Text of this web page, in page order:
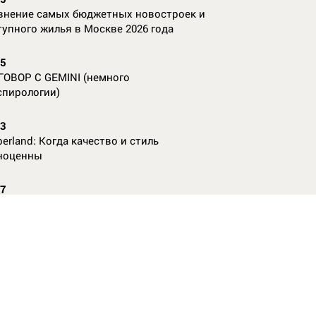
самых бюджетных новостроек и
жилья в Москве 2026 года
С GEMINI (немного
Когда качество и стиль